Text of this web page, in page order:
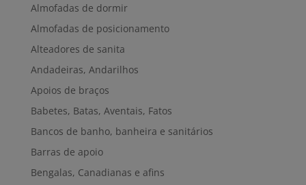
Almofadas de dormir
Almofadas de posicionamento
Alteadores de sanita
Andadeiras, Andarilhos
Apoios de braços
Babetes, Batas, Aventais, Fatos
Bancos de banho, banheira e sanitários
Barras de apoio
Bengalas, Canadianas e afins